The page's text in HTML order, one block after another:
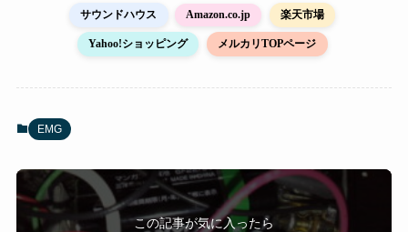
サウンドハウス Amazon.co.jp 楽天市場
Yahoo!ショッピング メルカリTOPページ
EMG
この記事が気に入ったら